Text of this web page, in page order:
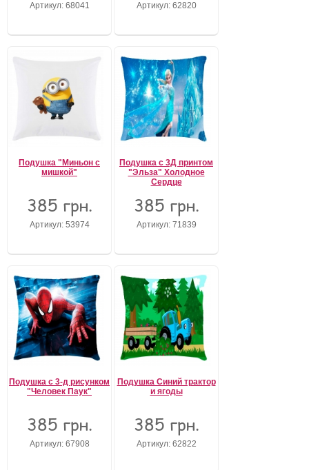
Артикул: 68041 Артикул: 62820
Подушка "Миньон с
мишкой"
385 грн.
Артикул: 53974
Подушка с 3Д принтом
"Эльза" Холодное
Сердце
385 грн.
Артикул: 71839
Подушка с 3-д рисунком
"Человек Паук"
385 грн.
Артикул: 67908
Подушка Синий трактор
и ягоды
385 грн.
Артикул: 62822